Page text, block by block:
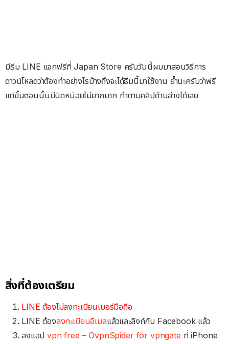
มีธีม LINE แจกฟรีที่ Japan Store ครับวันนี้ผมมาสอนวิธีการ
ดาวน์โหลดว่าต้องทำอย่างไรบ้างถึงจะได้ธีมนี้มาใช้งาน ย้ำนะครับว่าฟรี
แต่ขั้นตอนนั้นมีนิดหน่อยไม่ยากมาก ทำตามคลิปด้านล่างได้เลย
สิ่งที่ต้องเตรียม
LINE ต้องไม่ลงทะเบียนเบอร์มือถือ
LINE ต้องลงทะเบียนอีเมลแล้วและลิงก์กับ Facebook แล้ว
ลงแอปvpn free – OvpnSpider for vpngate ที่ iPhone